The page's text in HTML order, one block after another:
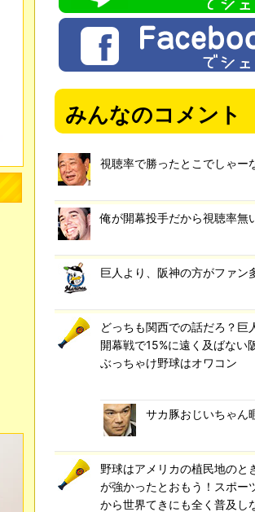
みんなのコメント
視聴率で勝ったとこでしゃー
俺が開幕投手だから視聴率無
巨人より、阪神の方がファン
どっちも関西での話だろ？巨
開幕戦で15%に遠く及ばない
ぶっちゃけ野球はオワコン
サカ豚おじいちゃん
野球はアメリカの植民地のと
が強かったとおもう！スポー
から世界てきにも全く普及し